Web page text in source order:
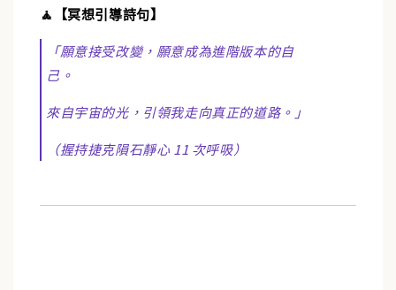
🧘【冥想引導詩句】
「願意接受改變，願意成為進階版本的自
己。
來自宇宙的光，引領我走向真正的道路。」
（握持捷克隕石靜心 11 次呼吸）